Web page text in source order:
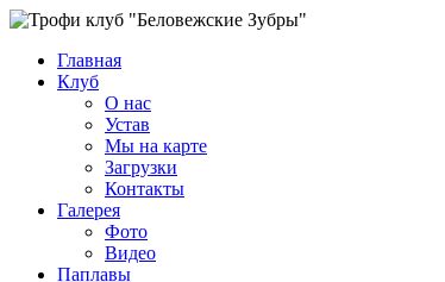
Главная
Клуб
О нас
Устав
Мы на карте
Загрузки
Контакты
Галерея
Фото
Видео
Паплавы